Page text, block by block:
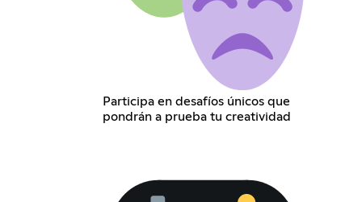
Participa en desafíos únicos que
pondrán a prueba tu creatividad